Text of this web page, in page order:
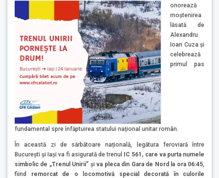
onorează
moștenirea
lăsată de
Alexandru
Ioan Cuza și
celebrează
primul pas
fundamental spre înfăptuirea statului național unitar român.
În această zi de sărbătoare națională, legătura feroviară între
București și Iași va fi asigurată de trenul
IC 561, care va purta numele
simbolic de „Trenul Unirii” șiva pleca din Gara de Nord la ora 06:45,
fiind
remorcat de o locomotivă special decorată în culorile